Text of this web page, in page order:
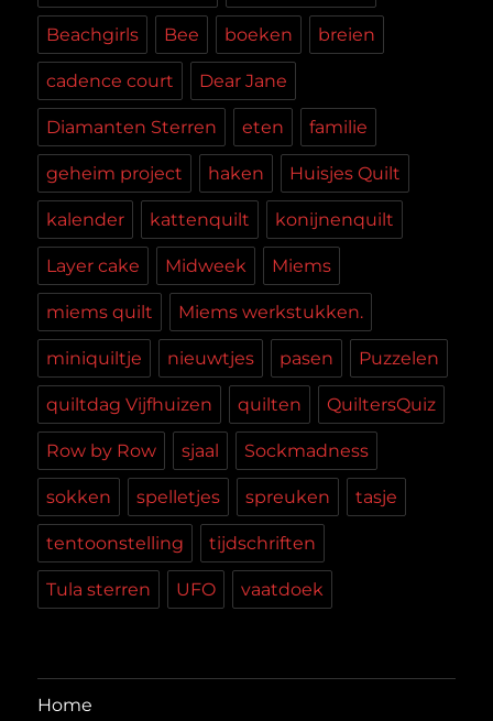
Beachgirls Bee boeken breien
cadence court Dear Jane
Diamanten Sterren eten familie
geheim project haken Huisjes Quilt
kalender kattenquilt konijnenquilt
Layer cake Midweek Miems
miems quilt Miems werkstukken.
miniquiltje nieuwtjes pasen Puzzelen
quiltdag Vijfhuizen quilten QuiltersQuiz
Row by Row sjaal Sockmadness
sokken spelletjes spreuken tasje
tentoonstelling tijdschriften
Tula sterren UFO vaatdoek
Home